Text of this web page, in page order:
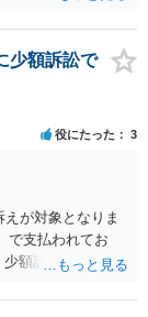
いものと判断
延損害金の支払い
直ちに講じま
られる金員につ
添えます。 本件
還義務の履行を
や返金時期など
には何ら影響を
不必要に遅延さ
されるよう、強
少額訴訟で
役にたった 3
が対象となりま
で支払われてお
額訴訟は使えな
ずは後払い決済